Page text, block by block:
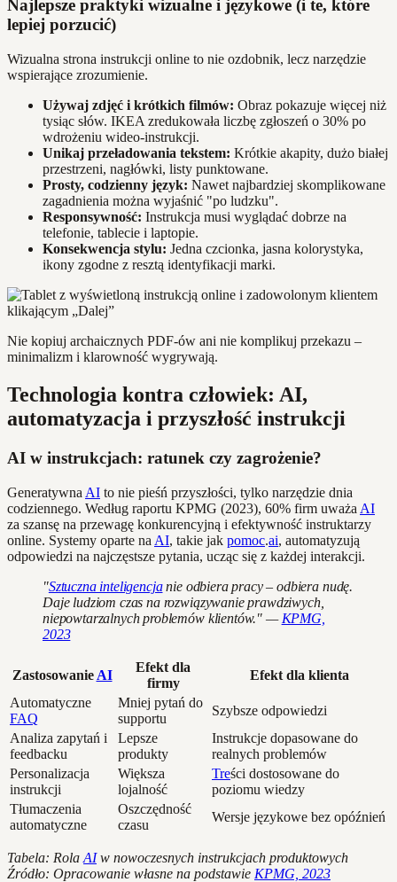
Najlepsze praktyki wizualne i językowe (i te, które
lepiej porzucić)
Wizualna strona instrukcji online to nie ozdobnik, lecz narzędzie
wspierające zrozumienie.
Używaj zdjęć i krótkich filmów: Obraz pokazuje więcej niż
tysiąc słów. IKEA zredukowała liczbę zgłoszeń o 30% po
wdrożeniu wideo-instrukcji.
Unikaj przeładowania tekstem: Krótkie akapity, dużo białej
przestrzeni, nagłówki, listy punktowane.
Prosty, codzienny język: Nawet najbardziej skomplikowane
zagadnienia można wyjaśnić "po ludzku".
Responsywność: Instrukcja musi wyglądać dobrze na
telefonie, tablecie i laptopie.
Konsekwencja stylu: Jedna czcionka, jasna kolorystyka,
ikony zgodne z resztą identyfikacji marki.
Nie kopiuj archaicznych PDF-ów ani nie komplikuj przekazu –
minimalizm i klarowność wygrywają.
Technologia kontra człowiek: AI,
automatyzacja i przyszłość instrukcji
AI w instrukcjach: ratunek czy zagrożenie?
Generatywna AI to nie pieśń przyszłości, tylko narzędzie dnia
codziennego. Według raportu KPMG (2023), 60% firm uważa AI
za szansę na przewagę konkurencyjną i efektywność instruktarzy
online. Systemy oparte na AI, takie jak pomoc.ai, automatyzują
odpowiedzi na najczęstsze pytania, ucząc się z każdej interakcji.
"Sztuczna inteligencjanie odbiera pracy – odbiera nudę.
Daje ludziom czas na rozwiązywanie prawdziwych,
niepowtarzalnych problemów klientów." — KPMG,
2023
Zastosowanie AI
Efekt dla
firmy
Efekt dla klienta
Automatyczne
FAQ
Mniej pytań do
supportu
Szybsze odpowiedzi
Analiza zapytań i
feedbacku
Lepsze
produkty
Instrukcje dopasowane do
realnych problemów
Personalizacja
instrukcji
Większa
lojalność
Treści dostosowane do
poziomu wiedzy
Tłumaczenia
automatyczne
Oszczędność
czasu
Wersje językowe bez opóźnień
Tabela: Rola AIw nowoczesnych instrukcjach produktowych
Źródło: Opracowanie własne na podstawie KPMG, 2023